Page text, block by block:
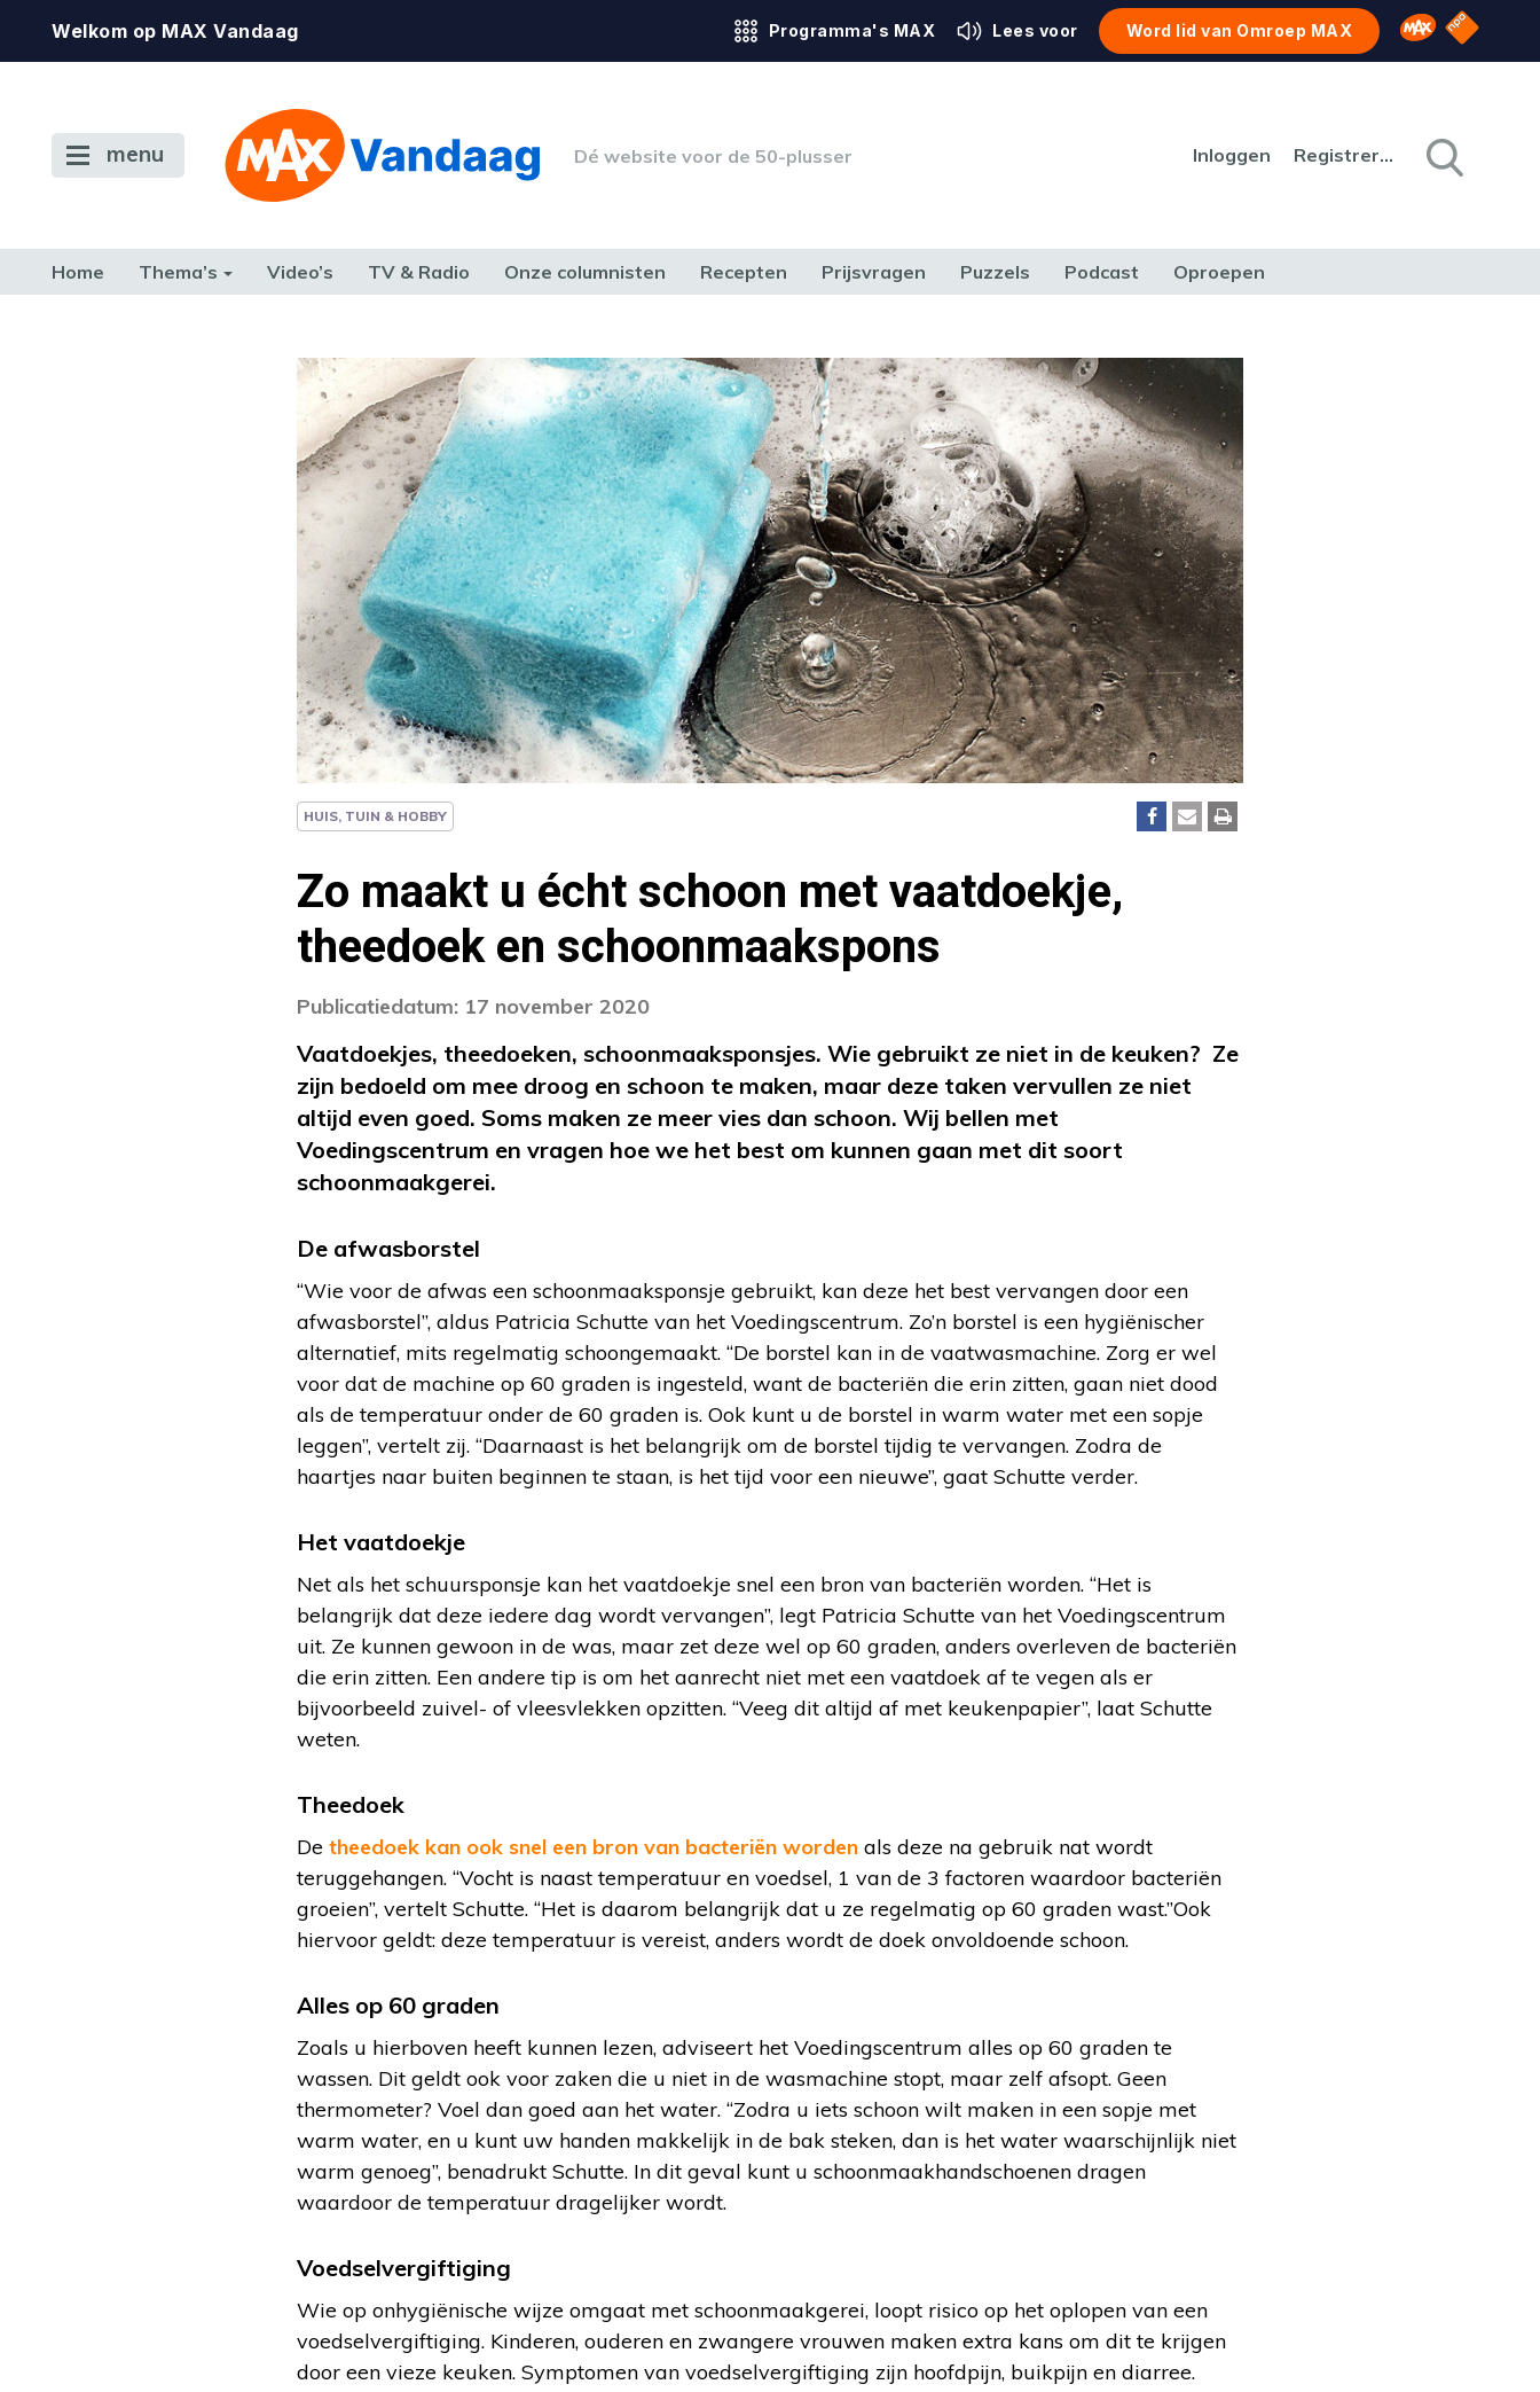
Welkom op MAX Vandaag Programma's MAX Lees voor Word lid van Omroep MAX Omroep MAX
NPO
menu Dé website voor de 50-plusser Inloggen Registreren
Home Thema’s Video’s TV & Radio Onze columnisten Recepten Prijsvragen Puzzels Podcast Oproepen
HUIS, TUIN & HOBBY
Zo maakt u écht schoon met vaatdoekje,
theedoek en schoonmaakspons
Publicatiedatum: 17 november 2020
Vaatdoekjes, theedoeken, schoonmaaksponsjes. Wie gebruikt ze niet in de keuken? Ze
zijn bedoeld om mee droog en schoon te maken, maar deze taken vervullen ze niet
altijd even goed. Soms maken ze meer vies dan schoon. Wij bellen met
Voedingscentrum en vragen hoe we het best om kunnen gaan met dit soort
schoonmaakgerei.
De afwasborstel
“Wie voor de afwas een schoonmaaksponsje gebruikt, kan deze het best vervangen door een
afwasborstel”, aldus Patricia Schutte van het Voedingscentrum. Zo’n borstel is een hygiënischer
alternatief, mits regelmatig schoongemaakt. “De borstel kan in de vaatwasmachine. Zorg er wel
voor dat de machine op 60 graden is ingesteld, want de bacteriën die erin zitten, gaan niet dood
als de temperatuur onder de 60 graden is. Ook kunt u de borstel in warm water met een sopje
leggen”, vertelt zij. “Daarnaast is het belangrijk om de borstel tijdig te vervangen. Zodra de
haartjes naar buiten beginnen te staan, is het tijd voor een nieuwe”, gaat Schutte verder.
Het vaatdoekje
Net als het schuursponsje kan het vaatdoekje snel een bron van bacteriën worden. “Het is
belangrijk dat deze iedere dag wordt vervangen”, legt Patricia Schutte van het Voedingscentrum
uit. Ze kunnen gewoon in de was, maar zet deze wel op 60 graden, anders overleven de bacteriën
die erin zitten. Een andere tip is om het aanrecht niet met een vaatdoek af te vegen als er
bijvoorbeeld zuivel- of vleesvlekken opzitten. “Veeg dit altijd af met keukenpapier”, laat Schutte
weten.
Theedoek
De theedoek kan ook snel een bron van bacteriën worden als deze na gebruik nat wordt
teruggehangen. “Vocht is naast temperatuur en voedsel, 1 van de 3 factoren waardoor bacteriën
groeien”, vertelt Schutte. “Het is daarom belangrijk dat u ze regelmatig op 60 graden wast.”Ook
hiervoor geldt: deze temperatuur is vereist, anders wordt de doek onvoldoende schoon.
Alles op 60 graden
Zoals u hierboven heeft kunnen lezen, adviseert het Voedingscentrum alles op 60 graden te
wassen. Dit geldt ook voor zaken die u niet in de wasmachine stopt, maar zelf afsopt. Geen
thermometer? Voel dan goed aan het water. “Zodra u iets schoon wilt maken in een sopje met
warm water, en u kunt uw handen makkelijk in de bak steken, dan is het water waarschijnlijk niet
warm genoeg”, benadrukt Schutte. In dit geval kunt u schoonmaakhandschoenen dragen
waardoor de temperatuur dragelijker wordt.
Voedselvergiftiging
Wie op onhygiënische wijze omgaat met schoonmaakgerei, loopt risico op het oplopen van een
voedselvergiftiging. Kinderen, ouderen en zwangere vrouwen maken extra kans om dit te krijgen
door een vieze keuken. Symptomen van voedselvergiftiging zijn hoofdpijn, buikpijn en diarree.